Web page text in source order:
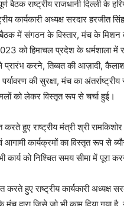
बैठक राष्ट्रीय राजधानी दिल्ली के
कार्यकारी अध्यक्ष सरदार हरजीत
में संगठन के विस्तार, मंच के
को हिमाचल प्रदेश के धर्मशाला में
प्रारंभ करने, तिब्बत की आज़ादी,
पर्यावरण की सुरक्षा, मंच का
को लेकर विस्तृत रूप से चर्चा हुई।
हुए राष्ट्रीय मंत्री श्री रामकिशोर
आगामी कार्यक्रमों का विस्तृत रूप से
कार्य को निश्चित समय सीमा में पूरा
करते हुए राष्ट्रीय कार्यकारी अध्यक्ष